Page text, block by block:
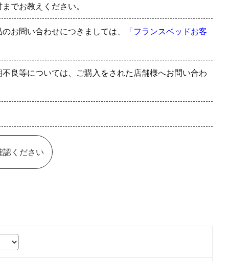
でお教えください。
お問い合わせにつきましては、 「フランスベッドお客
良等については、ご購入をされた店舗様へお問い合わ
認ください